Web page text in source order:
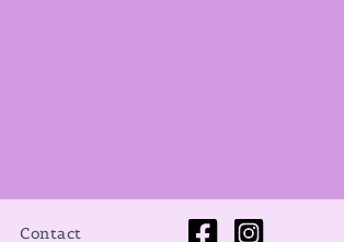
Contact